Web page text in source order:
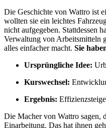
Die Geschichte von Wattro ist
wollten sie ein leichtes
nicht aufgegeben. Stattdessen
Verwaltung von Arbeitsmitteln
alles einfacher macht. Sie
Ursprüngliche Idee:
Kurswechsel:
Ergebnis:
Die Macher von Wattro sagen,
Einarbeitung. Das hat ihnen